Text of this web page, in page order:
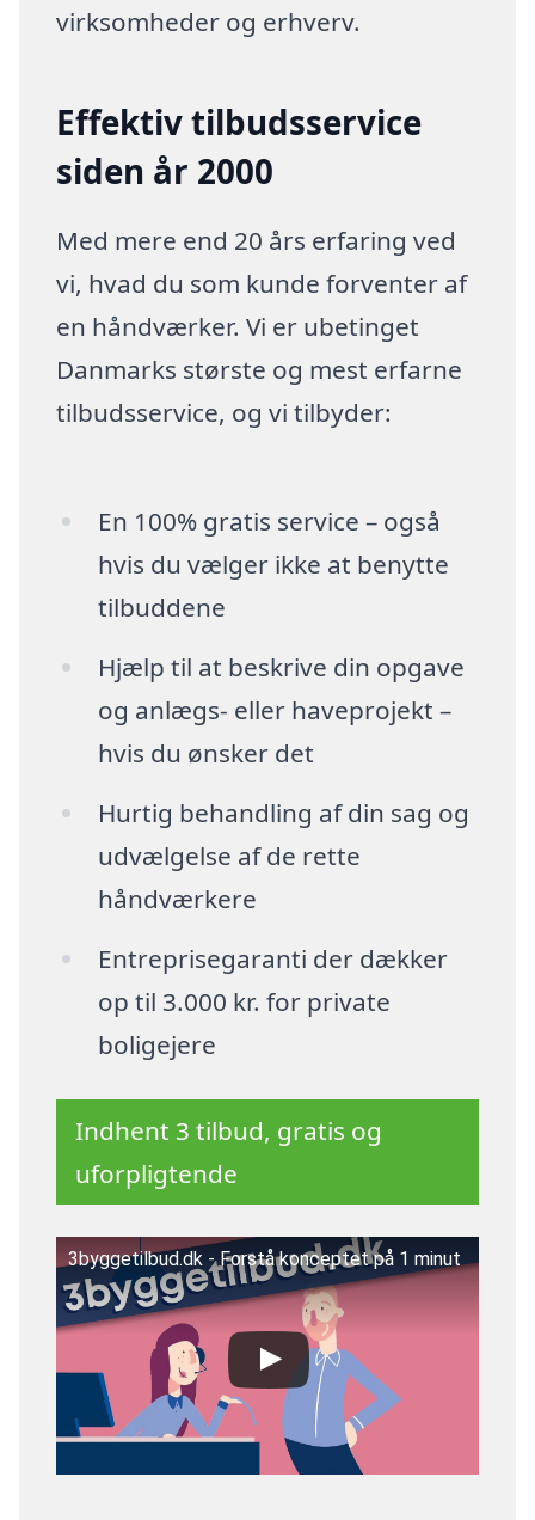
virksomheder og erhverv.
Effektiv tilbudsservice
siden år 2000
Med mere end 20 års erfaring ved
vi, hvad du som kunde forventer af
en håndværker. Vi er ubetinget
Danmarks største og mest erfarne
tilbudsservice, og vi tilbyder:
En 100% gratis service – også
hvis du vælger ikke at benytte
tilbuddene
Hjælp til at beskrive din opgave
og anlægs- eller haveprojekt –
hvis du ønsker det
Hurtig behandling af din sag og
udvælgelse af de rette
håndværkere
Entreprisegaranti der dækker
op til 3.000 kr. for private
boligejere
Indhent 3 tilbud, gratis og
uforpligtende
3byggetilbud.dk - Forstå konceptet på 1 minut